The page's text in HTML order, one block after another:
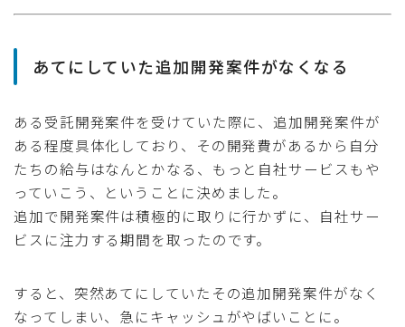
あてにしていた追加開発案件がなくなる
ある受託開発案件を受けていた際に、追加開発案件が
ある程度具体化しており、その開発費があるから自分
たちの給与はなんとかなる、もっと自社サービスもや
っていこう、ということに決めました。
追加で開発案件は積極的に取りに行かずに、自社サー
ビスに注力する期間を取ったのです。
すると、突然あてにしていたその追加開発案件がなく
なってしまい、急にキャッシュがやばいことに。